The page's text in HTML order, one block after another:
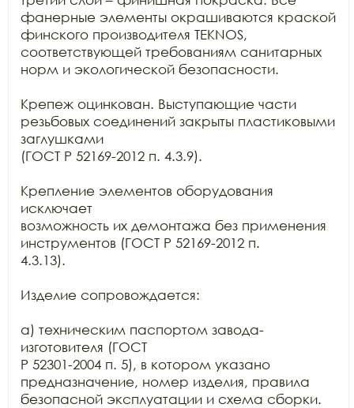
фанерные элементы окрашиваются краской
финского производителя TEKNOS,
соответствующей требованиям санитарных
норм и экологической безопасности.
Крепеж оцинкован. Выступающие части
резьбовых соединений закрыты пластиковыми
заглушками
(ГОСТ Р 52169-2012 п. 4.3.9).
Крепление элементов оборудования
исключает
возможность их демонтажа без применения
инструментов (ГОСТ Р 52169-2012 п.
4.3.13).
Изделие сопровождается:
а) техническим паспортом завода-
изготовителя (ГОСТ
Р 52301-2004 п. 5), в котором указано
предназначение, номер изделия, правила
безопасной эксплуатации и схема сборки.